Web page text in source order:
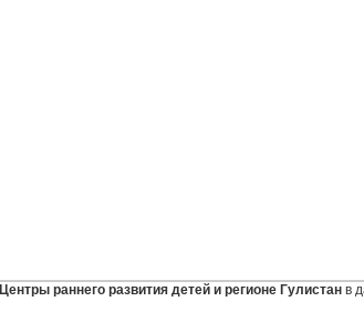
раннего развития детей и регионе Гулистанв